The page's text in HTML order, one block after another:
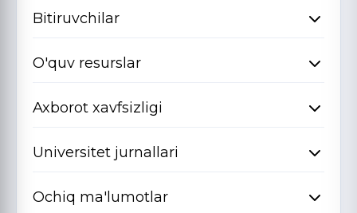
Bitiruvchilar
O'quv resurslar
Axborot xavfsizligi
Universitet jurnallari
Ochiq ma'lumotlar